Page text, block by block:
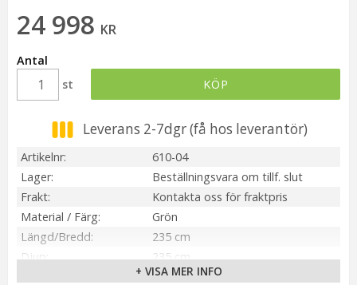
24 998 KR
Antal
st
KÖP
Leverans 2-7dgr (få hos leverantör)
Artikelnr
610-04
Lager
Beställningsvara om tillf. slut
Frakt
Kontakta oss för fraktpris
Material / Färg
Grön
Längd/Bredd
235 cm
Djup
235 cm
500 cm
+ VISA MER INFO